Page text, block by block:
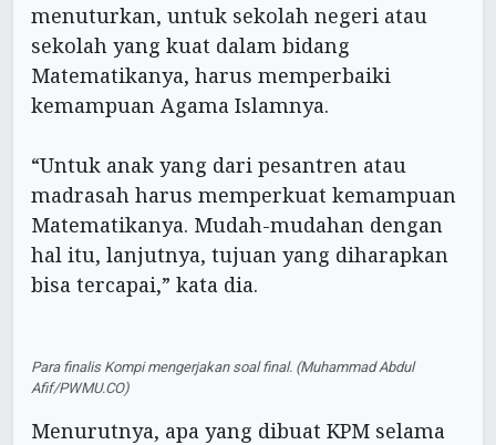
menuturkan, untuk sekolah negeri atau
sekolah yang kuat dalam bidang
Matematikanya, harus memperbaiki
kemampuan Agama Islamnya.
“Untuk anak yang dari pesantren atau
madrasah harus memperkuat kemampuan
Matematikanya. Mudah-mudahan dengan
hal itu, lanjutnya, tujuan yang diharapkan
bisa tercapai,” kata dia.
Para finalis Kompi mengerjakan soal final. (Muhammad Abdul
Afif/PWMU.CO)
Menurutnya, apa yang dibuat KPM selama